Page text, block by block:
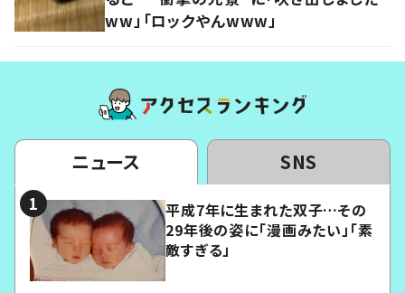
ww」「ロックやんwww」
ニュース SNS
平成7年に生まれた双子…その
29年後の姿に「漫画みたい」「素
敵すぎる」